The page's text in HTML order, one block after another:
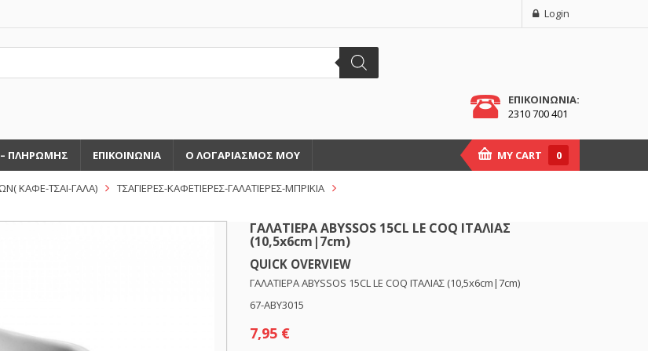
Login
ΕΠΙΚΟΙΝΩΝΙΑ:
2310 700 401
ΠΛΗΡΩΜΗΣ ΕΠΙΚΟΙΝΩΝΙΑ Ο ΛΟΓΑΡΙΑΣΜΟΣ ΜΟΥ MY CART 0
ΚΑΦΕ-ΤΣΑΙ-ΓΑΛΑ)
ΤΣΑΓΙΕΡΕΣ-ΚΑΦΕΤΙΕΡΕΣ-ΓΑΛΑΤΙΕΡΕΣ-ΜΠΡΙΚΙΑ
ΓΑΛΑΤΙΕΡΑ ABYSSOS 15CL LE COQ ΙΤΑΛΙΑΣ
(10,5x6cm|7cm)
QUICK OVERVIEW
ΓΑΛΑΤΙΕΡΑ ABYSSOS 15CL LE COQ ΙΤΑΛΙΑΣ (10,5x6cm|7cm)
67-ABY3015
7,95 €